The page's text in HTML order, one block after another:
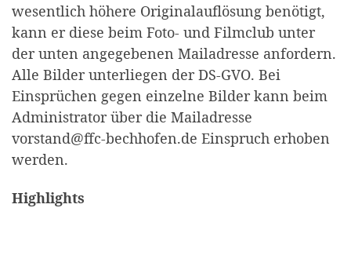
wesentlich höhere Originalauflösung benötigt,
kann er diese beim Foto- und Filmclub unter
der unten angegebenen Mailadresse anfordern.
Alle Bilder unterliegen der DS-GVO. Bei
Einsprüchen gegen einzelne Bilder kann beim
Administrator über die Mailadresse
vorstand@ffc-bechhofen.de Einspruch erhoben
werden.
Highlights